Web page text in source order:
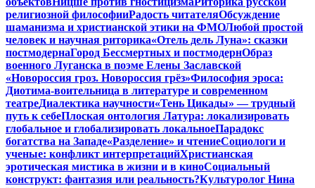
религиозной философииРадость читателяОбсуждение
шаманизма и христианской этики на ФМОЛюбой простой
человек и научная риторика«Отель дель Луна»: сказки
постмодернаГород Бессмертных и постмодернОбраз
военного Луганска в поэме Елены Заславской
«Новороссия гроз. Новороссия грёз»Философия эроса:
Диотима-воительница в литературе и современном
театреДиалектика научности«Тень Цикады» — трудный
путь к себеПлоская онтология Латура: локализировать
глобальное и глобализировать локальноеПарадокс
богатства на Западе«Разделение» и чтениеСоциологи и
ученые: конфликт интерпретацийХристианская
эротическая мистика в жизни и в киноСоциальный
конструкт: фантазия или реальность?Культуролог Нина